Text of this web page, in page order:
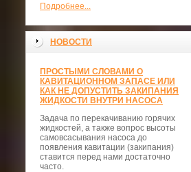
Подробнее...
НОВОСТИ
ПРОСТЫМИ СЛОВАМИ О
КАВИТАЦИОННОМ ЗАПАСЕ ИЛИ
КАК НЕ ДОПУСТИТЬ ЗАКИПАНИЯ
ЖИДКОСТИ ВНУТРИ НАСОСА
Задача по перекачиванию горячих
жидкостей, а также вопрос высоты
самовсасывания насоса до
появления кавитации (закипания)
ставится перед нами достаточно
часто.